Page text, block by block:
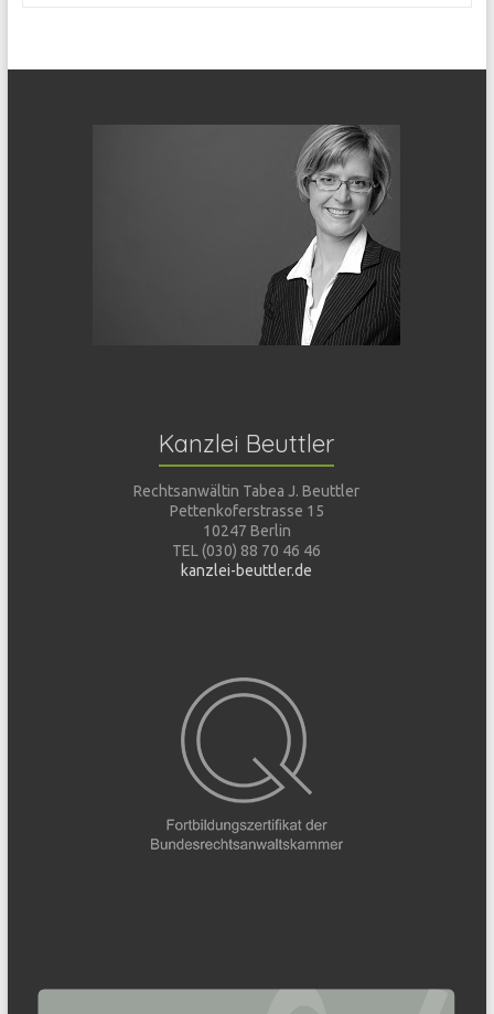
Kanzlei Beuttler
Rechtsanwältin Tabea J. Beuttler
Pettenkoferstrasse 15
10247 Berlin
TEL (030) 88 70 46 46
kanzlei-beuttler.de